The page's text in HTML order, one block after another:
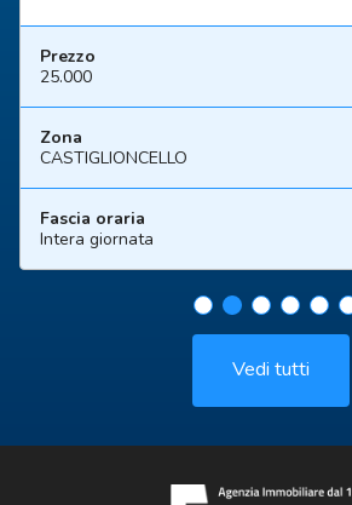
Prezzo
25.000
Zona
CASTIGLIONCELLO
Fascia oraria
Intera giornata
Vedi tutti